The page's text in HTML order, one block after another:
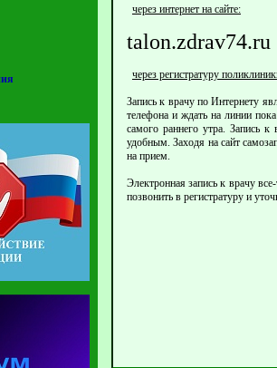
через интернет на сайте:
talon.zdrav74.ru
через регистратуру
Запись к врачу по Интернету
телефона и ждать на линии
самого раннего утра. Запись к
удобным. Заходя на сайт
на прием.
Электронная запись к врачу
позвонить в регистратуру и